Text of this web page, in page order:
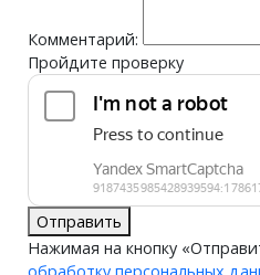
Комментарий:
Пройдите проверку
Отправить
Нажимая на кнопку
обработку персональных